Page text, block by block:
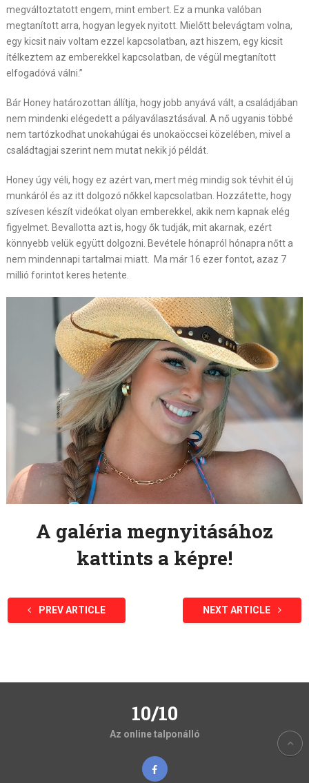
megváltoztatott engem, mint embert. Ez a munka valóban
megtanított arra, hogyan legyek nyitott. Mielőtt belevágtam volna,
egy kicsit naiv voltam ezzel kapcsolatban, azt hiszem, egy kicsit
ítélkeztem az emberekkel kapcsolatban, de végül megtanított
elfogadóvá válni.”
Bár Honey határozottan állítja, hogy jobb anyává vált, a családjában
nem mindenki elégedett a pályaválasztásával. A nő ugyanis többé
nem tartózkodhat unokahúgai és unokaöccsei közelében, mivel a
családtagjai szerint nem mutat nekik jó példát.
Honey úgy véli, hogy ez azért van, mert még mindig sok tévhit él új
munkáról és az itt dolgozó nőkkel kapcsolatban. Hozzátette, hogy
szívesen készít videókat olyan emberekkel, akik nem kapnak elég
figyelmet. Bevallotta azt is, hogy ők tudják, mit akarnak, ezért
könnyebb velük együtt dolgozni. Bevétele hónapról hónapra nőtt a
nem mindennapi tartalmai miatt. Ma már 16 ezer fontot, azaz 7
millió forintot keres hetente.
A galéria megnyitásához
kattints a képre!
PREV ARTICLE NEXT ARTICLE
10/10
Az online talponálló